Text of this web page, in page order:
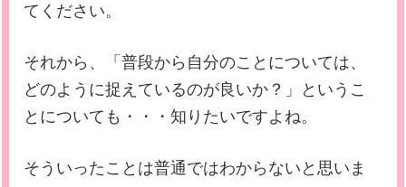
てください。
それから、「普段から 自分のことについては、
どのように捉えているのが良いか ？ 」というこ
とについても・・・知りたいですよね。
そういったことは普通ではわからないと思いま